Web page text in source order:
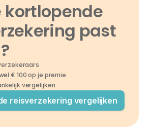
kortlopende
past
€ 100 op je premie
vergelijken
reisverzekering vergelijken